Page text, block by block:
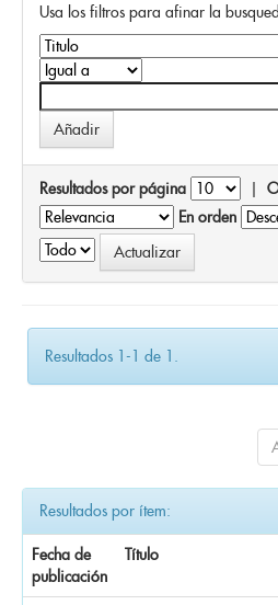
Usa los filtros para afinar la
Resultados por página |
En orden
Resultados 1-1 de 1.
Resultados por ítem:
Fecha de
publicación
Título